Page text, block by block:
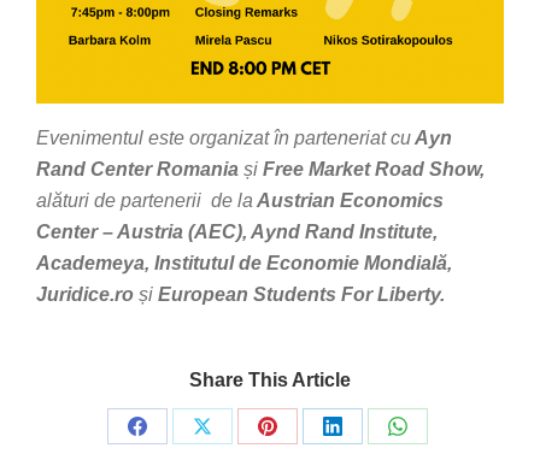
Evenimentul este organizat în parteneriat cuAyn
Rand Center Romania și Free Market Road Show,
alături de partenerii de la Austrian Economics
Center – Austria (AEC), Aynd Rand Institute,
Academeya, Institutul de Economie Mondială,
Juridice.ro și European Students For Liberty.
Share This Article
Share
Share
Share
Share
Share